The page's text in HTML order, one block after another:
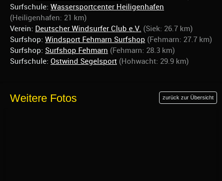
Surfschule: Wassersportcenter Heiligenhafen
(Heiligenhafen: 21 km)
Verein: Deutscher Windsurfer Club e.V. (Siek: 26.7 km)
Surfshop: Windsport Fehmarn Surfshop (Fehmarn: 27.7 km)
Surfshop: Surfshop Fehmarn (Fehmarn: 28.3 km)
Surfschule: Ostwind Segelsport (Hohwacht: 29.9 km)
Weitere Fotos zurück zur Übersicht